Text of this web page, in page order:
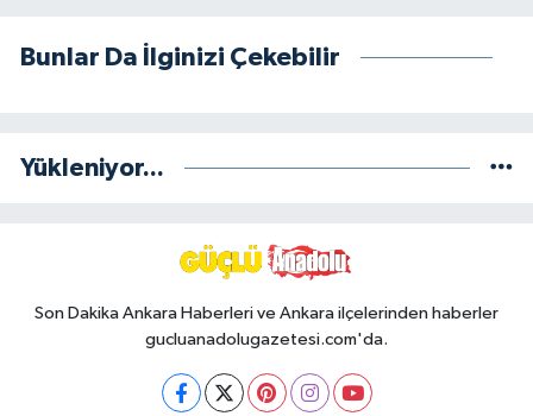
Bunlar Da İlginizi Çekebilir
Yükleniyor...
Son Dakika Ankara Haberleri ve Ankara ilçelerinden haberler
gucluanadolugazetesi.com'da.